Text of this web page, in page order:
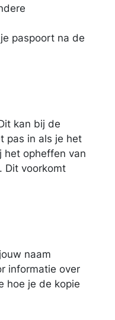
paspoort na de
kan bij de
pas in als je het
het opheffen van
Dit voorkomt
naam
informatie over
hoe je de kopie